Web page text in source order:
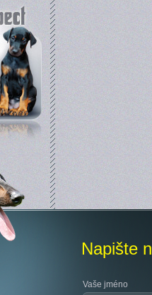
Napište
Vaše jméno